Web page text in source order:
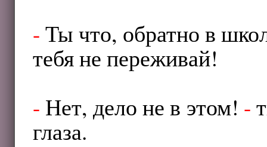
-Ты что, обратно в
тебя не переживай!
- Нет, дело не в этом! -
глаза.